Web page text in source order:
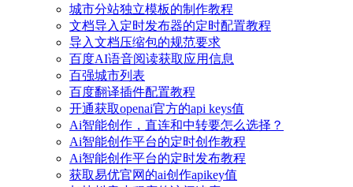
城市分站独立模板的制作教程
文档导入定时发布器的定时配置教程
导入文档压缩包的规范要求
百度AI语音阅读获取应用信息
百强城市列表
百度翻译插件配置教程
开通获取openai官方的api keys值
Ai智能创作，直连和中转要怎么选择？
Ai智能创作平台的定时创作教程
Ai智能创作平台的定时发布教程
获取易优官网的ai创作apikey值